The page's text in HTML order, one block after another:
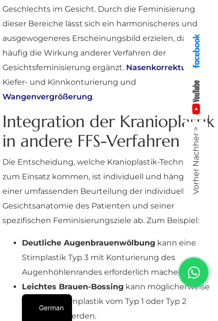
Geschlechts im Gesicht. Durch die Feminisierung
dieser Bereiche lässt sich ein harmonischeres und
ausgewogeneres Erscheinungsbild erzielen, das
häufig die Wirkung anderer Verfahren der
Gesichtsfeminisierung ergänzt. Nasenkorrektur
Kiefer- und Kinnkonturierung und
Wangenvergrößerung.
Integration der Kranioplastik
in andere FFS-Verfahren
Die Entscheidung, welche Kranioplastik-Techniken
zum Einsatz kommen, ist individuell und hängt von
einer umfassenden Beurteilung der individuellen
Gesichtsanatomie des Patienten und seiner
spezifischen Feminisierungsziele ab. Zum Beispiel:
Deutliche Augenbrauenwölbung kann eine
Stirnplastik Typ 3 mit Konturierung des
Augenhöhlenrandes erforderlich machen.
Leichtes Brauen-Bossing kann möglicherweise
mit einer Stirnplastik vom Typ 1 oder Typ 2
behandelt werden.
Vorher Nachher >
German